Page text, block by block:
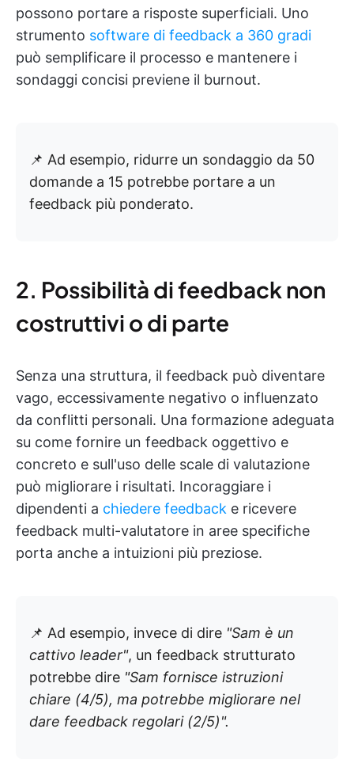
possono portare a risposte superficiali. Uno
strumento software di feedback a 360 gradi
può semplificare il processo e mantenere i
sondaggi concisi previene il burnout.
📌 Ad esempio, ridurre un sondaggio da 50
domande a 15 potrebbe portare a un
feedback più ponderato.
2. Possibilità di feedback non
costruttivi o di parte
Senza una struttura, il feedback può diventare
vago, eccessivamente negativo o influenzato
da conflitti personali. Una formazione adeguata
su come fornire un feedback oggettivo e
concreto e sull'uso delle scale di valutazione
può migliorare i risultati. Incoraggiare i
dipendenti a chiedere feedback e ricevere
feedback multi-valutatore in aree specifiche
porta anche a intuizioni più preziose.
📌 Ad esempio, invece di dire "Sam è un
cattivo leader", un feedback strutturato
potrebbe dire "Sam fornisce istruzioni
chiare (4/5), ma potrebbe migliorare nel
dare feedback regolari (2/5)".